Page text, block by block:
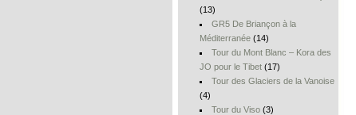
(13)
GR5 De Briançon à la
Méditerranée (14)
Tour du Mont Blanc – Kora des
JO pour le Tibet (17)
Tour des Glaciers de la Vanoise
(4)
Tour du Viso(3)